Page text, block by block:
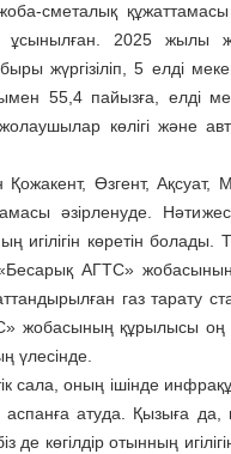
сметалық құжаттамасы
2025 жылы
жүргізіліп, 5 елді
55,4 пайызға, елді
көлігі және
Өзгент, Ақсуат,
әзірленуде.
игілігін көретін болады.
АГТС»
газ тарату
жобасының құрылысы оң
үлесінде.
сала, оның ішінде
атуда. Қызыға
отынның